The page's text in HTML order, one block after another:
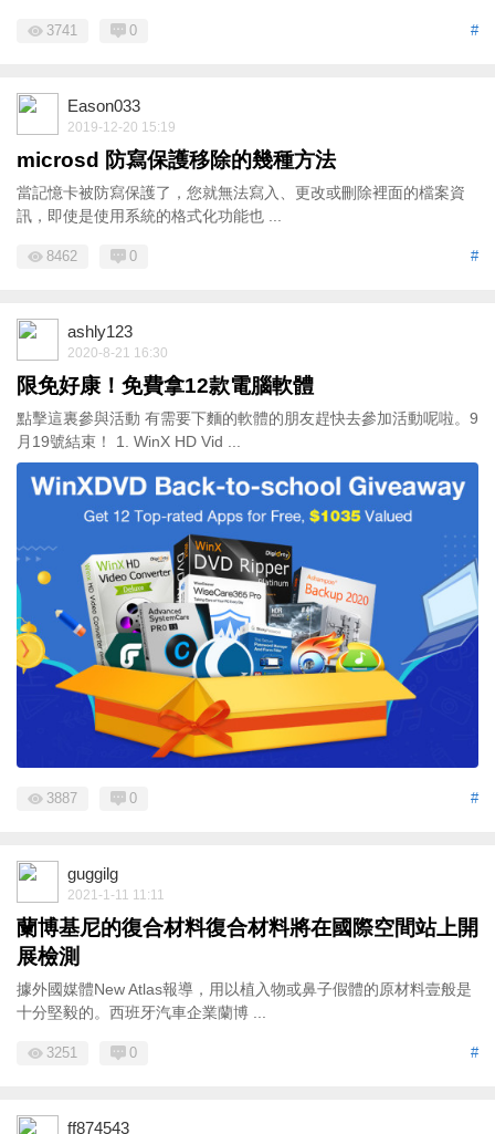
#
3741 0
Eason033
2019-12-20 15:19
microsd 防寫保護移除的幾種方法
當記憶卡被防寫保護了，您就無法寫入、更改或刪除裡面的檔案資
訊，即使是使用系統的格式化功能也 ...
#
8462 0
ashly123
2020-8-21 16:30
限免好康！免費拿12款電腦軟體
點擊這裏參與活動 有需要下麵的軟體的朋友趕快去參加活動呢啦。9
月19號結束！ 1. WinX HD Vid ...
#
3887 0
guggilg
2021-1-11 11:11
蘭博基尼的復合材料復合材料將在國際空間站上開
展檢測
據外國媒體New Atlas報導，用以植入物或鼻子假體的原材料壹般是
十分堅毅的。西班牙汽車企業蘭博 ...
#
3251 0
ff874543